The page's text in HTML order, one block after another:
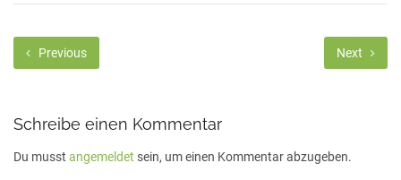
Previous Next
Schreibe einen Kommentar
Du musst angemeldet sein, um einen Kommentar abzugeben.